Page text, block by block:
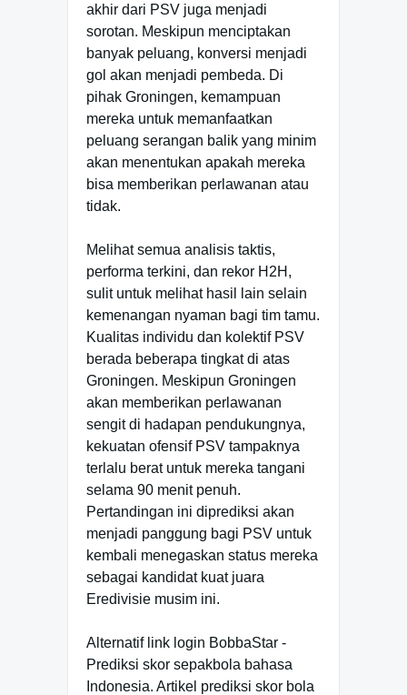
akhir dari PSV juga menjadi
sorotan. Meskipun menciptakan
banyak peluang, konversi menjadi
gol akan menjadi pembeda. Di
pihak Groningen, kemampuan
mereka untuk memanfaatkan
peluang serangan balik yang minim
akan menentukan apakah mereka
bisa memberikan perlawanan atau
tidak.
Melihat semua analisis taktis,
performa terkini, dan rekor H2H,
sulit untuk melihat hasil lain selain
kemenangan nyaman bagi tim tamu.
Kualitas individu dan kolektif PSV
berada beberapa tingkat di atas
Groningen. Meskipun Groningen
akan memberikan perlawanan
sengit di hadapan pendukungnya,
kekuatan ofensif PSV tampaknya
terlalu berat untuk mereka tangani
selama 90 menit penuh.
Pertandingan ini diprediksi akan
menjadi panggung bagi PSV untuk
kembali menegaskan status mereka
sebagai kandidat kuat juara
Eredivisie musim ini.
Alternatif link login BobbaStar -
Prediksi skor sepakbola bahasa
Indonesia. Artikel prediksi skor bola